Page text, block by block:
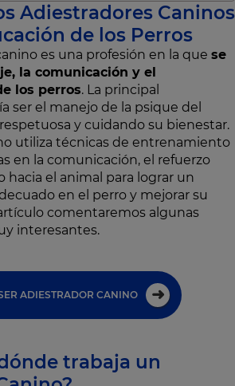
Adiestradores Caninos
de los Perros
es una profesión en la que se
la comunicación y el
los perros. La principal
ser el manejo de la psique del
y cuidando su bienestar.
utiliza técnicas de entrenamiento
en la comunicación, el refuerzo
hacia el animal para lograr un
en el perro y mejorar su
comentaremos algunas
interesantes.
ADIESTRADOR CANINO
trabaja un